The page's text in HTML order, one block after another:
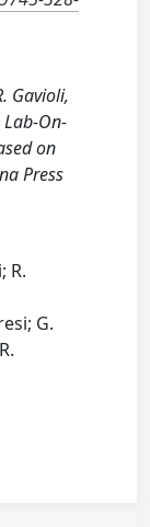
Gavioli,
Lab-On-
on
Press
R.
G.